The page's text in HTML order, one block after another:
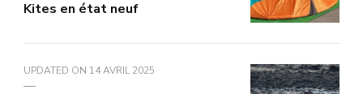
Kites en état neuf
UPDATED ON 14 AVRIL 2025